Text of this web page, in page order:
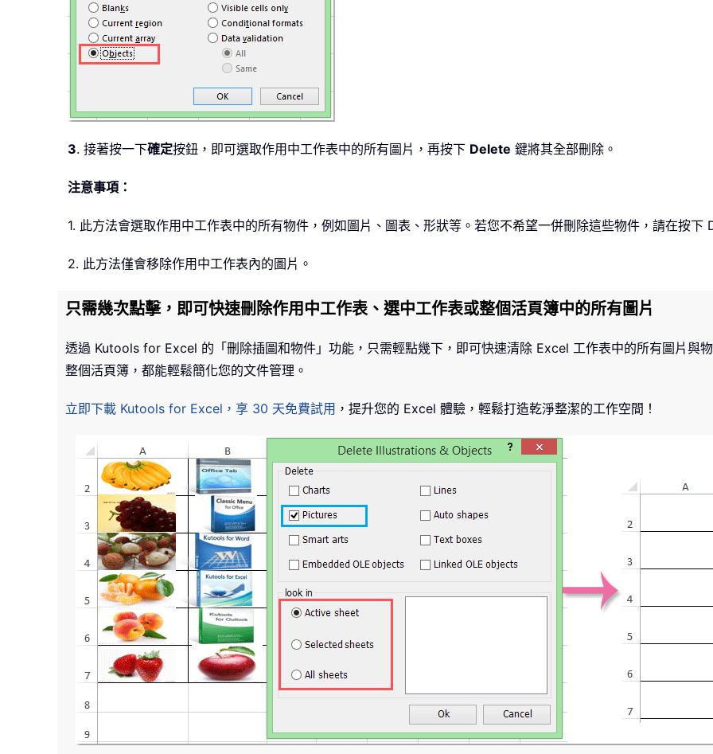
3. 接著按一下確定按鈕，即可選取作用中工作表中的所有圖片，再按下 Delete 鍵將其全部刪除。
注意事項：
1. 此方法會選取作用中工作表中的所有物件，例如圖片、圖表、形狀等。若您不希望一併刪除這些物件，請在按下
2. 此方法僅會移除作用中工作表內的圖片。
只需幾次點擊，即可快速刪除作用中工作表、選中工作表或整個活頁簿中的所有圖片
透過 Kutools for Excel 的「刪除插圖和物件」功能，只需輕點幾下，即可快速清除 Excel 工作表中的所有圖片與
整個活頁簿，都能輕鬆簡化您的文件管理。
立即下載 Kutools for Excel，享 30 天免費試用 ，提升您的 Excel 體驗，輕鬆打造乾淨整潔的工作空間！